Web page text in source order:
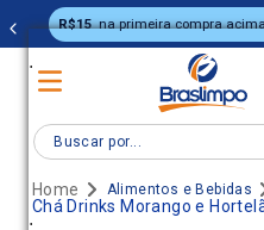
.
.
R$15 na primeira compra
Buscar por...
Alimentos e Bebidas
Chá Drinks Morango e